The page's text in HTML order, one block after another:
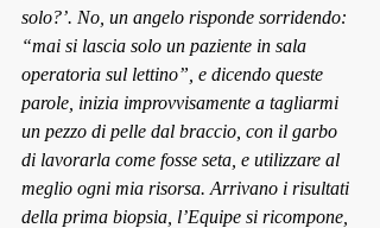
solo?’. No, un angelo risponde sorridendo:
“mai si lascia solo un paziente in sala
operatoria sul lettino”, e dicendo queste
parole, inizia improvvisamente a tagliarmi
un pezzo di pelle dal braccio, con il garbo
di lavorarla come fosse seta, e utilizzare al
meglio ogni mia risorsa. Arrivano i risultati
della prima biopsia, l’Equipe si ricompone,